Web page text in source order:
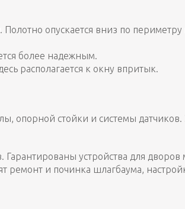
опускается вниз по периметру
более надежным.
располагается к окну впритык.
опорной стойки и системы датчиков.
устройства для дворов
ремонт и починка шлагбаума,